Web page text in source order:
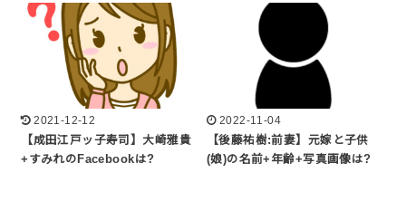
2021-12-12
【成田江戸ッ子寿司】大崎雅貴
+すみれのFacebookは?
2022-11-04
【後藤祐樹:前妻】元嫁と子供
(娘)の名前+年齢+写真画像は?